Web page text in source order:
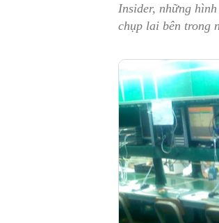
Insider, những
chụp lai bên trong